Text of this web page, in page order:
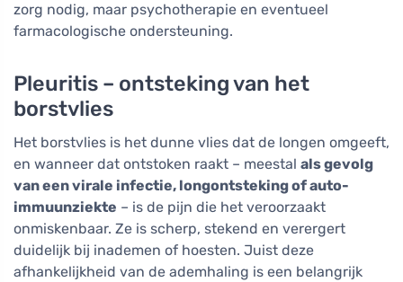
zorg nodig, maar psychotherapie en eventueel
farmacologische ondersteuning.
Pleuritis – ontsteking van het
borstvlies
Het borstvlies is het dunne vlies dat de longen omgeeft,
en wanneer dat ontstoken raakt – meestal als gevolg
van een virale infectie, longontsteking of auto-
immuunziekte – is de pijn die het veroorzaakt
onmiskenbaar. Ze is scherp, stekend en verergert
duidelijk bij inademen of hoesten. Juist deze
afhankelijkheid van de ademhaling is een belangrijk